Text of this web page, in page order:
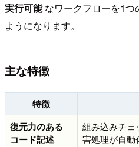
実行可能なワークフローを1つ
ようになります。
主な特徴
特徴
復元力のある
コード記述
組み込みチェ
害処理が自動